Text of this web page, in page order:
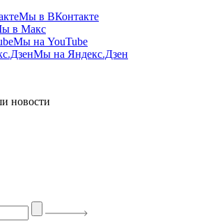
Мы в ВКонтакте
в Макс
Мы на YouTube
Мы на Яндекс.Дзен
новости